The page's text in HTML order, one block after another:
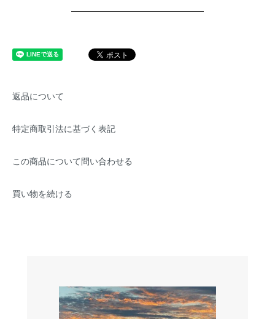
返品について
特定商取引法に基づく表記
この商品について問い合わせる
買い物を続ける